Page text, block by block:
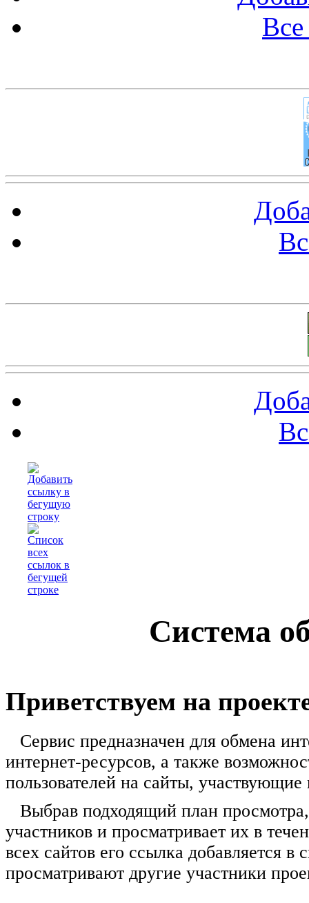
Система
Приветствуем на
Сервис предназначен для обмена
интернет-ресурсов, а также
пользователей на сайты, участвующие
Выбрав подходящий план
участников и просматривает их в
всех сайтов его ссылка добавляется
просматривают другие участники